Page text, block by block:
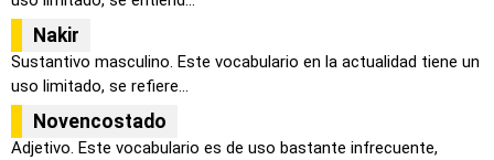
Nakir
Sustantivo masculino. Este vocabulario en la actualidad tiene un
uso limitado, se refiere...
Novencostado
Adjetivo. Este vocabulario es de uso bastante infrecuente,